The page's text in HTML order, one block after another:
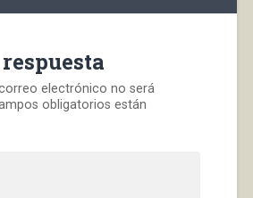
electrónico no será
obligatorios están